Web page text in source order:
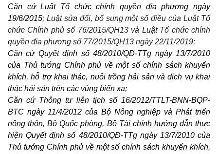
Căn cứ Luật Tổ chức chính quyền địa phương ngày
19/6/2015; Luật sửa đổi, bổ sung một số điều của Luật Tổ
chức Chính phủ số 76/2015/QH13 và Luật Tổ chức chính
quyền địa phương số 77/2015/QH13 ngày 22/11/2019;
Căn cứ Quyết định số 48/2010/QĐ-TTg ngày 13/7/2010
của Thủ tướng Chính phủ về một số chính sách khuyến
khích, hỗ trợ khai thác, nuôi trồng hải sản và dịch vụ khai
thác hải sản trên các vùng biển xa;
Căn cứ Thông tư liên tịch số 16/2012/TTLT-BNN-BQP-
BTC ngày 11/4/2012 của Bộ Nông nghiệp và Phát triển
nông thôn, Bộ Quốc phòng, Bộ Tài chính hướng dẫn thực
hiện Quyết định số 48/2010/QĐ-TTg ngày 13/7/2010 của
Thủ tướng Chính phủ về một số chính sách khuyến khích,